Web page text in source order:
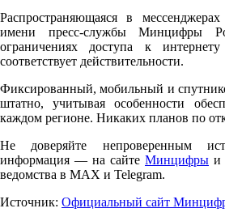
Распространяющаяся в
имени пресс-службы Минцифры
ограничениях доступа к
соответствует действительности.
Фиксированный, мобильный и
штатно, учитывая особенности
каждом регионе. Никаких планов по
Не доверяйте непроверенным
информация — на сайте Минцифры и
ведомства в MAX и Telegram.
Источник: Официальный сайт